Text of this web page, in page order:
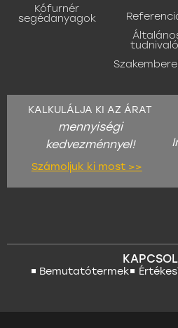
Kőfurnér
segédanyagok
KALKULÁLJA KI AZ ÁRAT
mennyiségi
kedvezménnyel!
Számoljuk ki most >>
Bemutatótermek